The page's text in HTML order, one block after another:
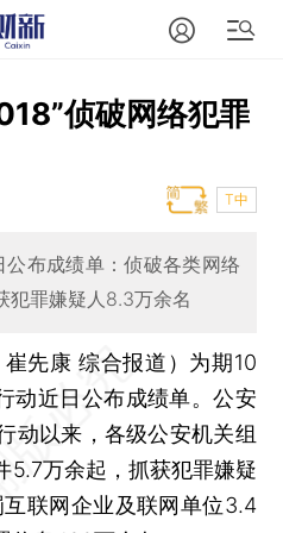
侦破网络犯罪
T中
公布成绩单：侦破各类网络
犯罪嫌疑人8.3万余名
先康 综合报道） 为期10
动近日公布成绩单。公安
动以来，各级公安机关组
5.7万余起，抓获犯罪嫌疑
联网企业及联网单位3.4